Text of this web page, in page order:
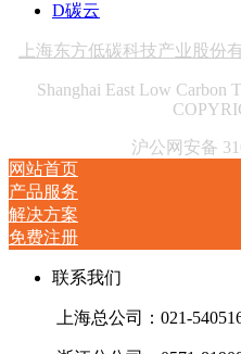
D碳云
上海东方低碳科技产业股份
Shanghai East Low Carbon
沪公网安备
网站首页
产品服务
解决方案
免费注册
联系我们
上海总公司：021-